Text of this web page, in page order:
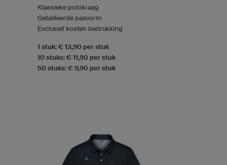
Klassieke polokraag
Getailleerde pasvorm
Exclusief kosten bedrukking
1 stuk: € 13,90 per stuk
10 stuks: € 11,90 per stuk
50 stuks: € 9,90 per stuk